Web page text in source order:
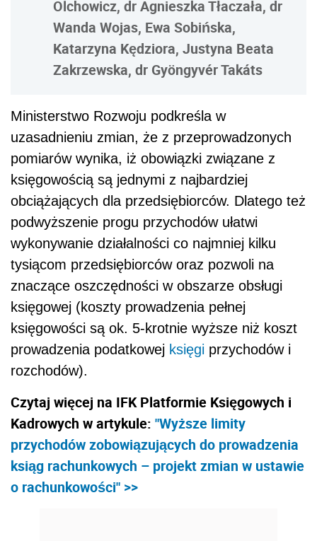
Olchowicz, dr Agnieszka Tłaczała, dr
Wanda Wojas, Ewa Sobińska,
Katarzyna Kędziora, Justyna Beata
Zakrzewska, dr Gyöngyvér Takáts
Ministerstwo Rozwoju podkreśla w
uzasadnieniu zmian, że z przeprowadzonych
pomiarów wynika, iż obowiązki związane z
księgowością są jednymi z najbardziej
obciążających dla przedsiębiorców. Dlatego też
podwyższenie progu przychodów ułatwi
wykonywanie działalności co najmniej kilku
tysiącom przedsiębiorców oraz pozwoli na
znaczące oszczędności w obszarze obsługi
księgowej (koszty prowadzenia pełnej
księgowości są ok. 5-krotnie wyższe niż koszt
prowadzenia podatkowej księgi przychodów i
rozchodów).
Czytaj więcej na IFK Platformie Księgowych i
Kadrowych w artykule: "Wyższe limity
przychodów zobowiązujących do prowadzenia
ksiąg rachunkowych – projekt zmian w ustawie
o rachunkowości" >>